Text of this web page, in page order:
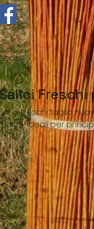
freschi taglio
ideali per
per cesteria,
prodotti